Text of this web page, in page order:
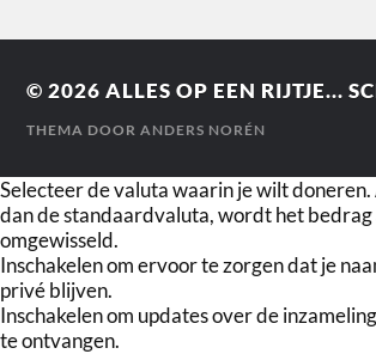
© 2026ALLES OP EEN RIJTJE...
THEMA DOORANDERS NORÉN
Selecteer de valuta waarin je wilt doneren.
dan de standaardvaluta, wordt het
omgewisseld.
Inschakelen om ervoor te zorgen dat je
privé blijven.
Inschakelen om updates over de
te ontvangen.